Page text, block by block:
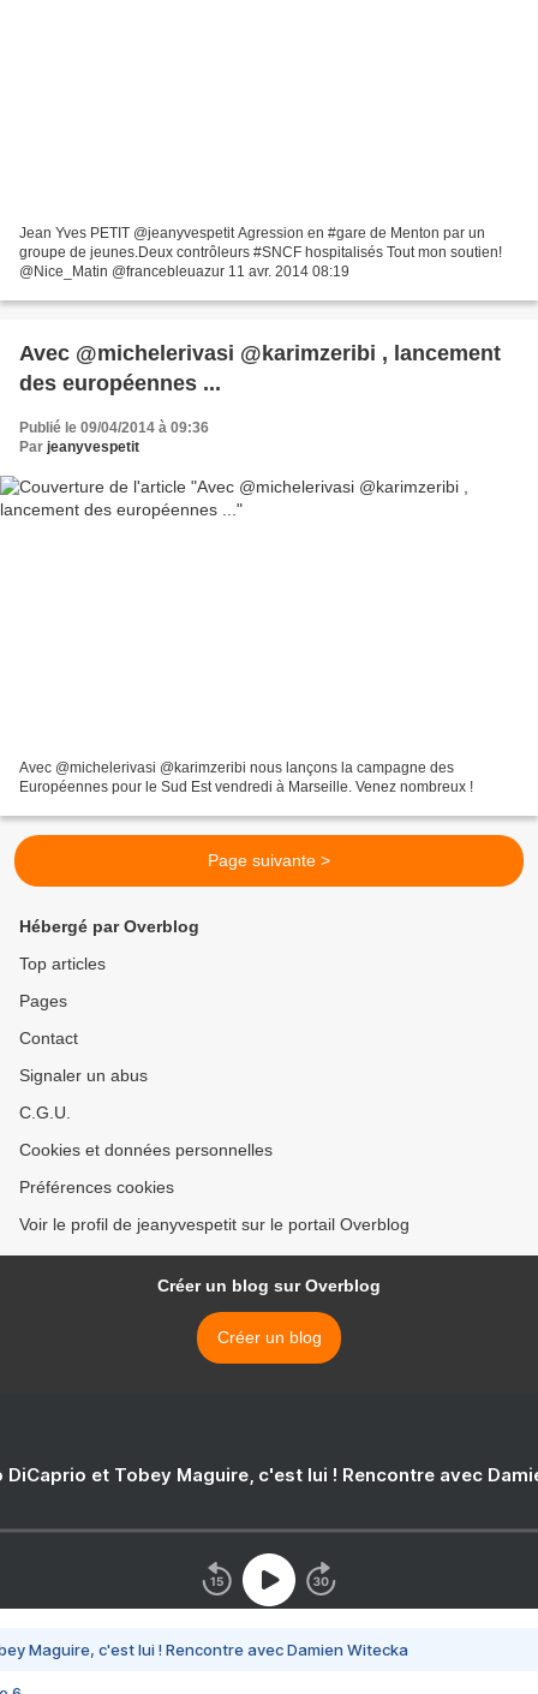
Jean Yves PETIT @jeanyvespetit Agression en #gare de Menton par un
groupe de jeunes.Deux contrôleurs #SNCF hospitalisés Tout mon soutien!
@Nice_Matin @francebleuazur 11 avr. 2014 08:19
Avec @michelerivasi @karimzeribi , lancement
des européennes ...
Publié le 09/04/2014 à 09:36
Par jeanyvespetit
Avec @michelerivasi @karimzeribi nous lançons la campagne des
Européennes pour le Sud Est vendredi à Marseille. Venez nombreux !
Page suivante >
Hébergé par Overblog
Top articles
Pages
Contact
Signaler un abus
C.G.U.
Cookies et données personnelles
Préférences cookies
Voir le profil de jeanyvespetit sur le portail Overblog
Créer un blog sur Overblog
Créer un blog
DiCaprio et Tobey Maguire, c'est lui ! Rencontre avec
Maguire, c'est lui ! Rencontre avec Damien Witecka